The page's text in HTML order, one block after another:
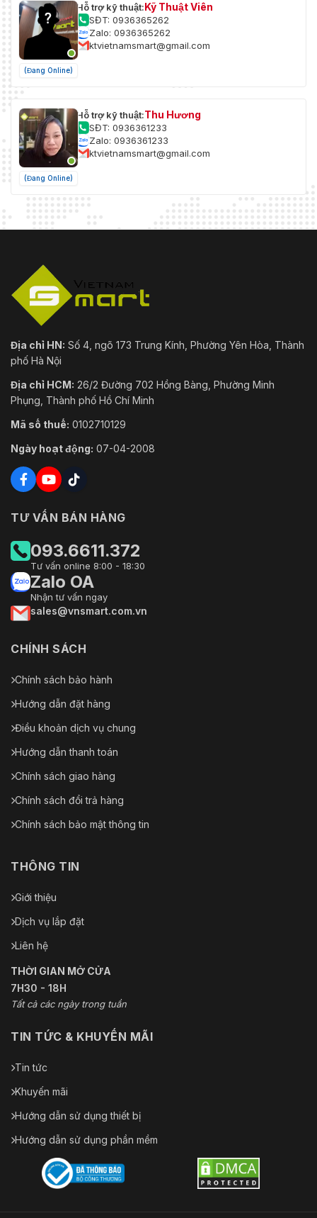
(Đang Online)
Hỗ trợ kỹ thuật:Kỹ Thuật Viên
SĐT: 0936365262
Zalo: 0936365262
ktvietnamsmart@gmail.com
(Đang Online)
Hỗ trợ kỹ thuật:Thu Hương
SĐT: 0936361233
Zalo: 0936361233
ktvietnamsmart@gmail.com
Địa chỉ HN: Số 4, ngõ 173 Trung Kính, Phường Yên Hòa, Thành
phố Hà Nội
Địa chỉ HCM: 26/2 Đường 702 Hồng Bàng, Phường Minh
Phụng, Thành phố Hồ Chí Minh
Mã số thuế: 0102710129
Ngày hoạt động: 07-04-2008
TƯ VẤN BÁN HÀNG
093.6611.372
Tư vấn online 8:00 - 18:30
Zalo OA
Nhận tư vấn ngay
sales@vnsmart.com.vn
CHÍNH SÁCH
Chính sách bảo hành
Hướng dẫn đặt hàng
Điều khoản dịch vụ chung
Hướng dẫn thanh toán
Chính sách giao hàng
Chính sách đổi trả hàng
Chính sách bảo mật thông tin
THÔNG TIN
Giới thiệu
Dịch vụ lắp đặt
Liên hệ
THỜI GIAN MỞ CỬA
7H30 - 18H
Tất cả các ngày trong tuần
TIN TỨC & KHUYẾN MÃI
Tin tức
Khuyến mãi
Hướng dẫn sử dụng thiết bị
Hướng dẫn sử dụng phần mềm